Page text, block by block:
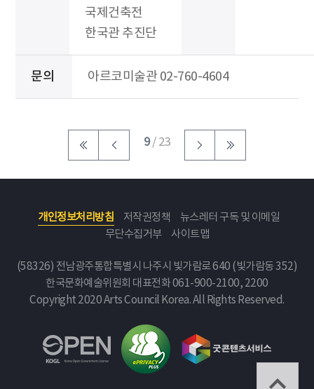
국제건축전
한국관 추진단
문의 아르코미술관 02-760-4604
9/ 23
개인정보처리방침 저작권정책
뉴스레터 구독 및 이메일
무단수집거부
사이트맵
(58326) 전남광주통합특별시 나주시 빛가람로 640 (빛가람동 352)
한국문화예술위원회 대표전화 061-900-2100, 2200
Copyright 2020 Arts Council Korea. All Rights Reserved.